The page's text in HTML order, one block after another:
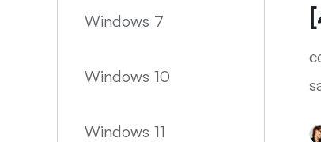
Windows 7
Windows 10
Windows 11